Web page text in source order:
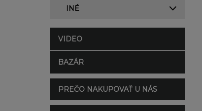
INÉ
VIDEO
BAZÁR
PREČO NAKUPOVAŤ U NÁS